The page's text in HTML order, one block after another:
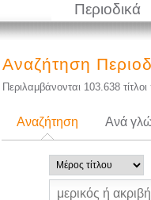
Περιοδικά
Αναζήτηση
Περιλαμβάνονται 103.638
Αναζήτηση Ανά